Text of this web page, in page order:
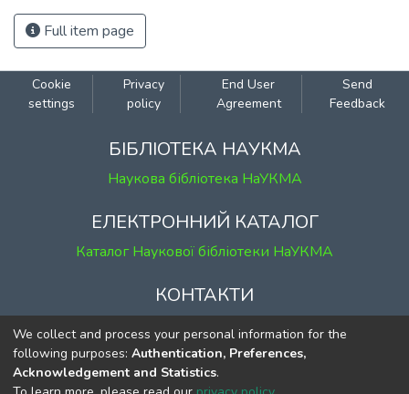
Full item page
Cookie
settings
Privacy
policy
End User
Agreement
Send
Feedback
БІБЛІОТЕКА НАУКМА
Наукова бібліотека НаУКМА
ЕЛЕКТРОННИЙ КАТАЛОГ
Каталог Наукової бібліотеки НаУКМА
КОНТАКТИ
м. Київ, вул. Григорія Сковороди, 2
к. 1, к. 120
тел. (044) 463-69-31
We collect and process your personal information for the
following purposes: Authentication, Preferences,
Acknowledgement and Statistics.